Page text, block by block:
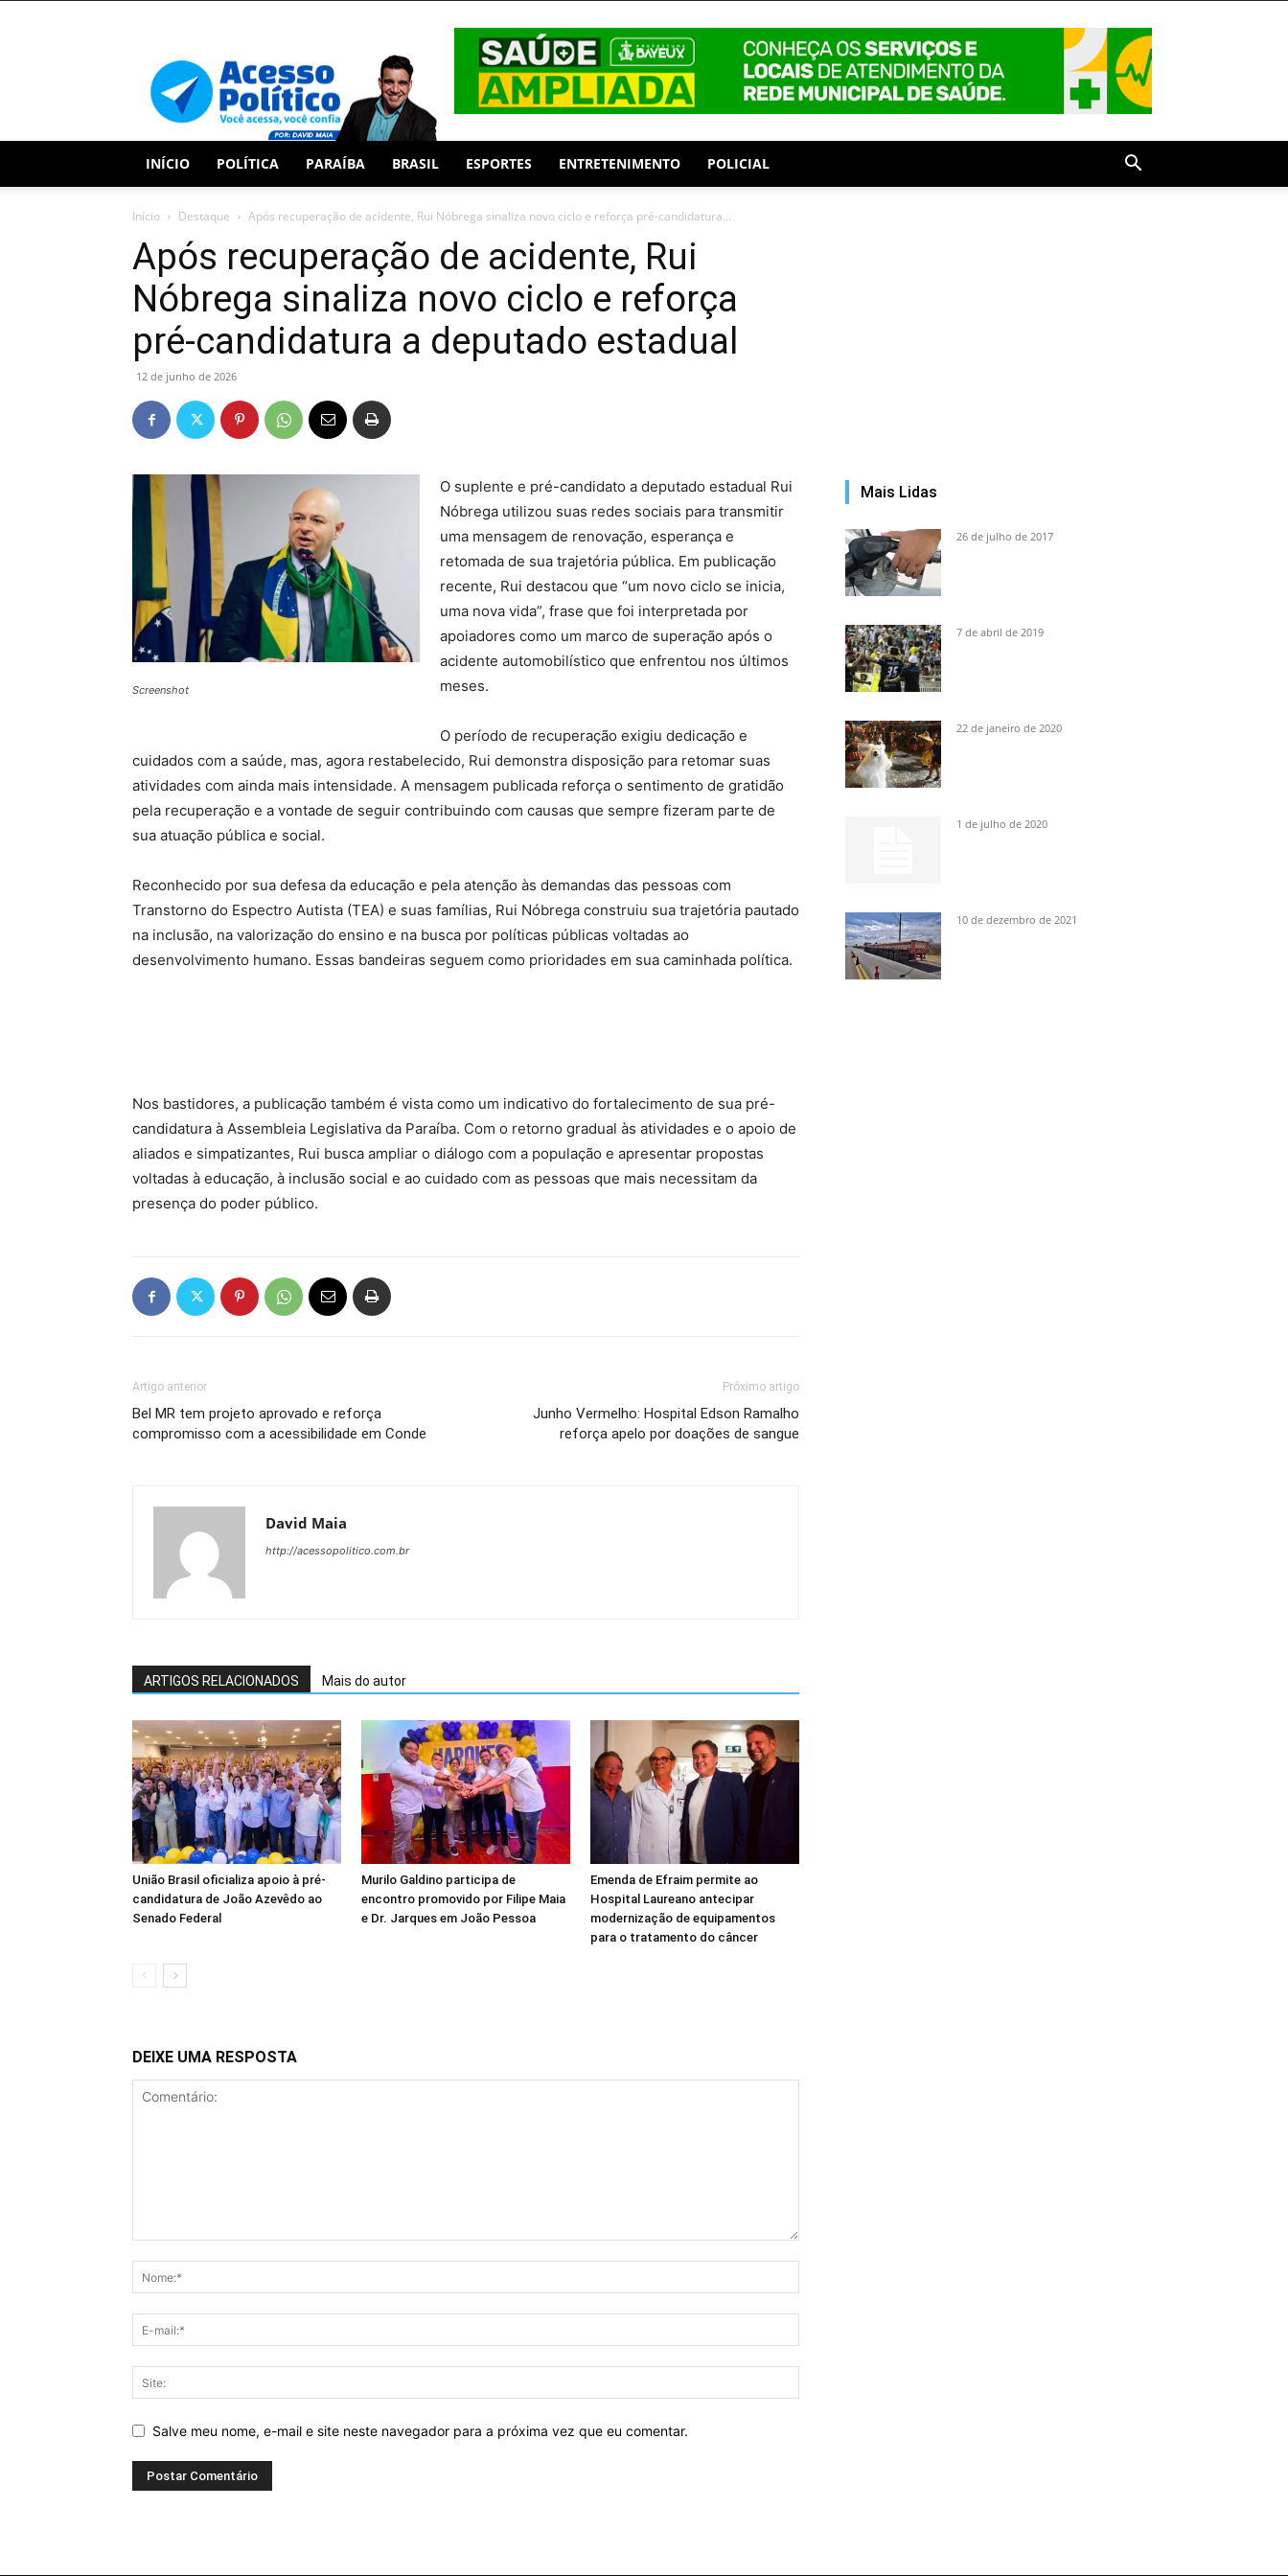
INÍCIO POLÍTICA PARAÍBA BRASIL ESPORTES ENTRETENIMENTO POLICIAL
Início Destaque Após recuperação de acidente, Rui Nóbrega sinaliza novo ciclo e reforça pré-candidatura...
Após recuperação de acidente, Rui
Nóbrega sinaliza novo ciclo e reforça
pré-candidatura a deputado estadual
12 de junho de 2026
Screenshot
O suplente e pré-candidato a deputado estadual Rui
Nóbrega utilizou suas redes sociais para transmitir
uma mensagem de renovação, esperança e
retomada de sua trajetória pública. Em publicação
recente, Rui destacou que “um novo ciclo se inicia,
uma nova vida”, frase que foi interpretada por
apoiadores como um marco de superação após o
acidente automobilístico que enfrentou nos últimos
meses.
O período de recuperação exigiu dedicação e
cuidados com a saúde, mas, agora restabelecido, Rui demonstra disposição para retomar suas
atividades com ainda mais intensidade. A mensagem publicada reforça o sentimento de gratidão
pela recuperação e a vontade de seguir contribuindo com causas que sempre fizeram parte de
sua atuação pública e social.
Reconhecido por sua defesa da educação e pela atenção às demandas das pessoas com
Transtorno do Espectro Autista (TEA) e suas famílias, Rui Nóbrega construiu sua trajetória pautado
na inclusão, na valorização do ensino e na busca por políticas públicas voltadas ao
desenvolvimento humano. Essas bandeiras seguem como prioridades em sua caminhada política.
Nos bastidores, a publicação também é vista como um indicativo do fortalecimento de sua pré-
candidatura à Assembleia Legislativa da Paraíba. Com o retorno gradual às atividades e o apoio de
aliados e simpatizantes, Rui busca ampliar o diálogo com a população e apresentar propostas
voltadas à educação, à inclusão social e ao cuidado com as pessoas que mais necessitam da
presença do poder público.
Artigo anterior
Bel MR tem projeto aprovado e reforça
compromisso com a acessibilidade em Conde
Próximo artigo
Junho Vermelho: Hospital Edson Ramalho
reforça apelo por doações de sangue
David Maia
http://acessopolitico.com.br
ARTIGOS RELACIONADOS Mais do autor
União Brasil oficializa apoio à pré-
candidatura de João Azevêdo ao
Senado Federal
Murilo Galdino participa de
encontro promovido por Filipe Maia
e Dr. Jarques em João Pessoa
Emenda de Efraim permite ao
Hospital Laureano antecipar
modernização de equipamentos
para o tratamento do câncer
DEIXE UMA RESPOSTA
Salve meu nome, e-mail e site neste navegador para a próxima vez que eu comentar.
Mais Lidas
26 de julho de 2017
7 de abril de 2019
22 de janeiro de 2020
1 de julho de 2020
10 de dezembro de 2021